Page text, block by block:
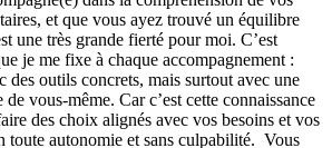
et que vous ayez trouvé un équilibre
une très grande fierté pour moi. C’est
je me fixe à chaque accompagnement :
des outils concrets, mais surtout avec une
vous-même. Car c’est cette connaissance
des choix alignés avec vos besoins et vos
toute autonomie et sans culpabilité. ️ Vous